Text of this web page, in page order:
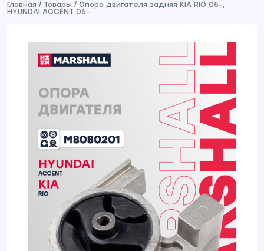
Главная / Товары / Опора двигателя задняя KIA RIO 05-;
HYUNDAI ACCENT 06-